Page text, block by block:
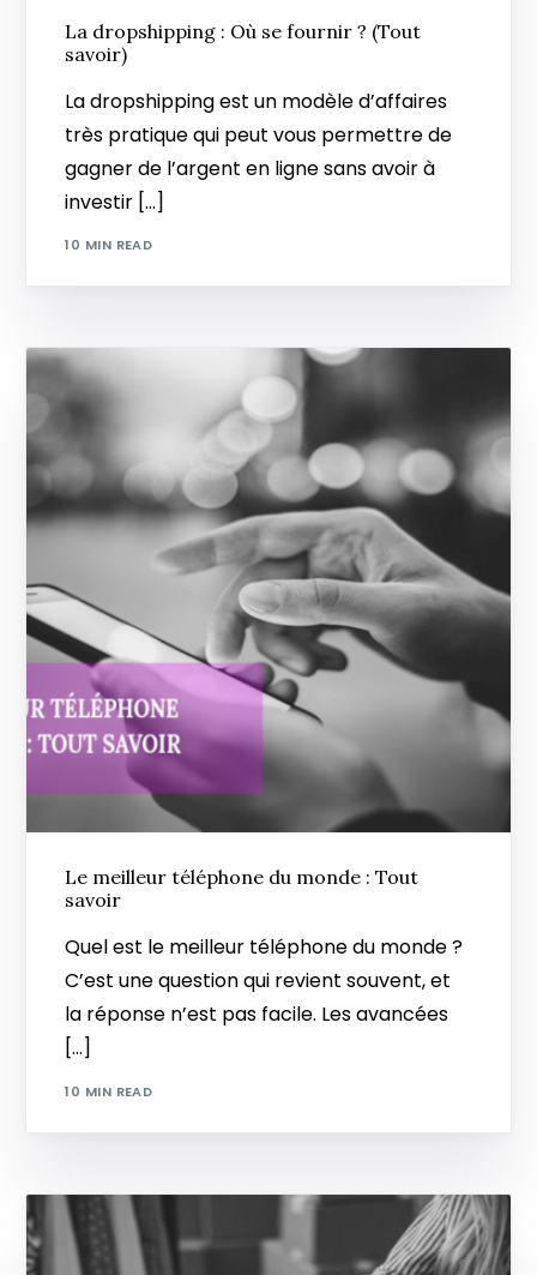
La dropshipping : Où se fournir ? (Tout
savoir)
La dropshipping est un modèle d’affaires
très pratique qui peut vous permettre de
gagner de l’argent en ligne sans avoir à
investir […]
10 MIN READ
Le meilleur téléphone du monde : Tout
savoir
Quel est le meilleur téléphone du monde ?
C’est une question qui revient souvent, et
la réponse n’est pas facile. Les avancées
[…]
10 MIN READ